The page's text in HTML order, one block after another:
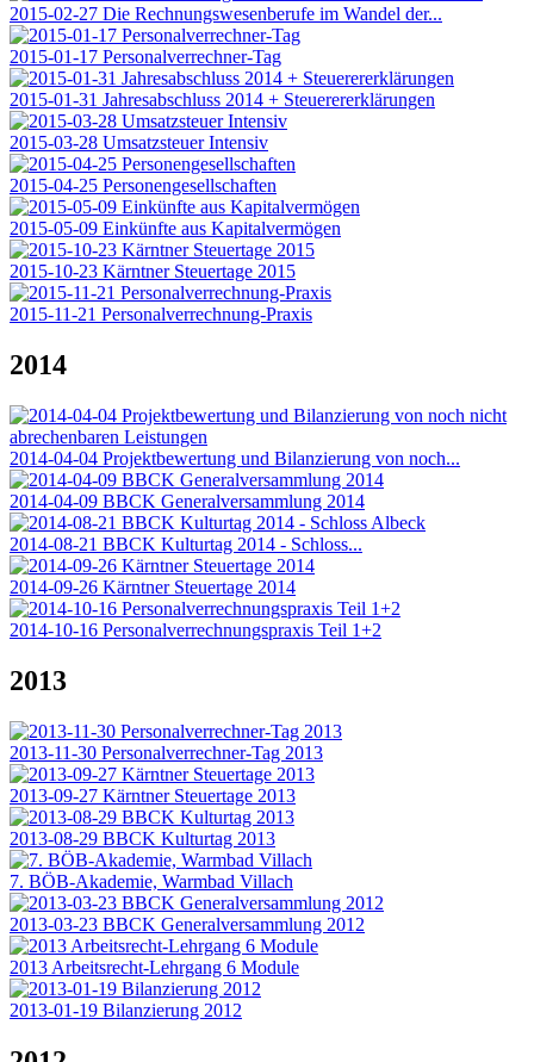
2015-02-27 Die Rechnungswesenberufe im Wandel der...
2015-01-17 Personalverrechner-Tag
2015-01-31 Jahresabschluss 2014 + Steuerererklärungen
2015-03-28 Umsatzsteuer Intensiv
2015-04-25 Personengesellschaften
2015-05-09 Einkünfte aus Kapitalvermögen
2015-10-23 Kärntner Steuertage 2015
2015-11-21 Personalverrechnung-Praxis
2014
2014-04-04 Projektbewertung und Bilanzierung von noch...
2014-04-09 BBCK Generalversammlung 2014
2014-08-21 BBCK Kulturtag 2014 - Schloss...
2014-09-26 Kärntner Steuertage 2014
2014-10-16 Personalverrechnungspraxis Teil 1+2
2013
2013-11-30 Personalverrechner-Tag 2013
2013-09-27 Kärntner Steuertage 2013
2013-08-29 BBCK Kulturtag 2013
7. BÖB-Akademie, Warmbad Villach
2013-03-23 BBCK Generalversammlung 2012
2013 Arbeitsrecht-Lehrgang 6 Module
2013-01-19 Bilanzierung 2012